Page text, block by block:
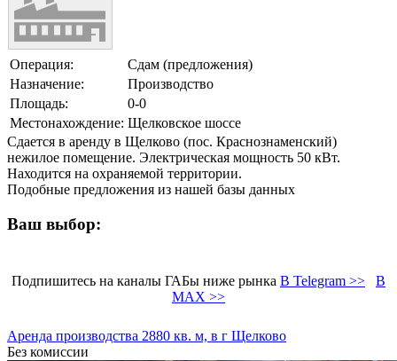
Операция:
Сдам (предложения)
Назначение:
Производство
Площадь:
0-0
Местонахождение: Щелковское шоссе
Сдается в аренду в Щелково (пос. Краснознаменский)
нежилое помещение. Электрическая мощность 50 кВт.
Находится на охраняемой территории.
Подобные предложения из нашей базы данных
Ваш выбор:
Подпишитесь на каналы ГАБы ниже рынка В Telegram >>
В
MAX >>
Аренда производства 2880 кв. м, в г Щелково
Без комиссии